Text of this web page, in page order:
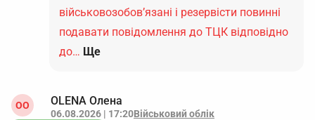
військовозобов’язані і резервісти повинні
подавати повідомлення до ТЦК відповідно
до… Ще
ОO OLENA Олена
06.08.2026 | 17:20Військовий облік